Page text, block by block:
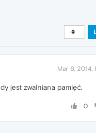
Mar 6, 2014,
jest zwalniana pamięć.
0